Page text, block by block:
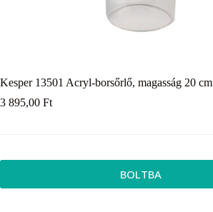
Kesper 13501 Acryl-borsőrlő, magasság 20 cm
3 895,00 Ft
BOLTBA